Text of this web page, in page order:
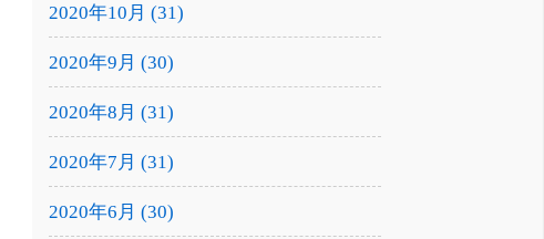
2020年10月 (31)
2020年9月 (30)
2020年8月 (31)
2020年7月 (31)
2020年6月 (30)